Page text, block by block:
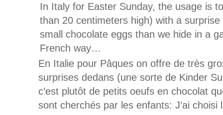
In Italy for Easter Sunday, the usage is
than 20 centimeters high) with a
small chocolate eggs than we hide in a
French way…
En Italie pour Pâques on offre de très
surprises dedans (une sorte de Kinder
c’est plutôt de petits oeufs en chocolat
sont cherchés par les enfants: J’ai